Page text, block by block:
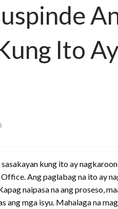
Ito
kung ito ay
Ang paglabag na ito ay
naipasa na ang proseso,
ang mga isyu. Mahalaga na